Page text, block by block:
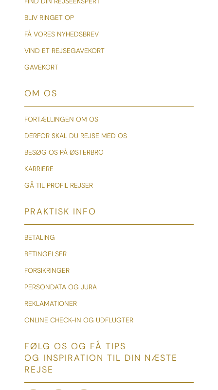
BLIV RINGET OP
FÅ VORES NYHEDSBREV
VIND ET REJSEGAVEKORT
GAVEKORT
OM OS
FORTÆLLINGEN OM OS
DERFOR SKAL DU REJSE MED OS
BESØG OS PÅ ØSTERBRO
KARRIERE
GÅ TIL PROFIL REJSER
PRAKTISK INFO
BETALING
BETINGELSER
FORSIKRINGER
PERSONDATA OG JURA
REKLAMATIONER
ONLINE CHECK-IN OG UDFLUGTER
FØLG OS OG FÅ TIPS
OG INSPIRATION TIL DIN NÆSTE
REJSE